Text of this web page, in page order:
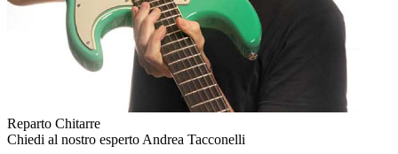
Reparto Chitarre
Chiedi al nostro espertoAndrea Tacconelli